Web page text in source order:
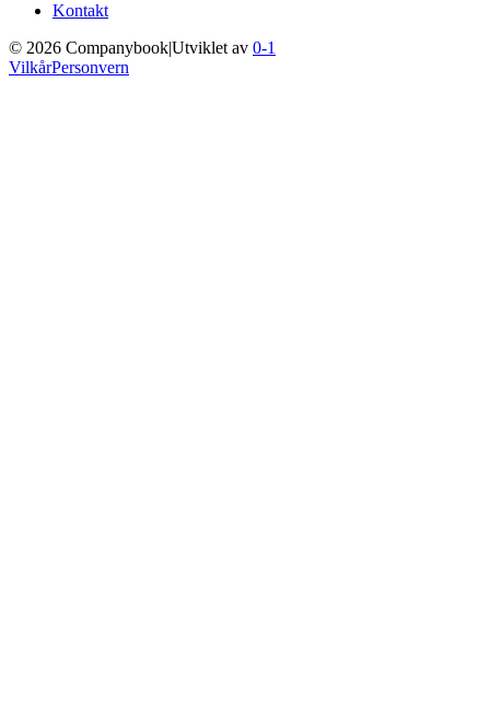
Kontakt
© 2026 Companybook|Utviklet av 0-1
VilkårPersonvern